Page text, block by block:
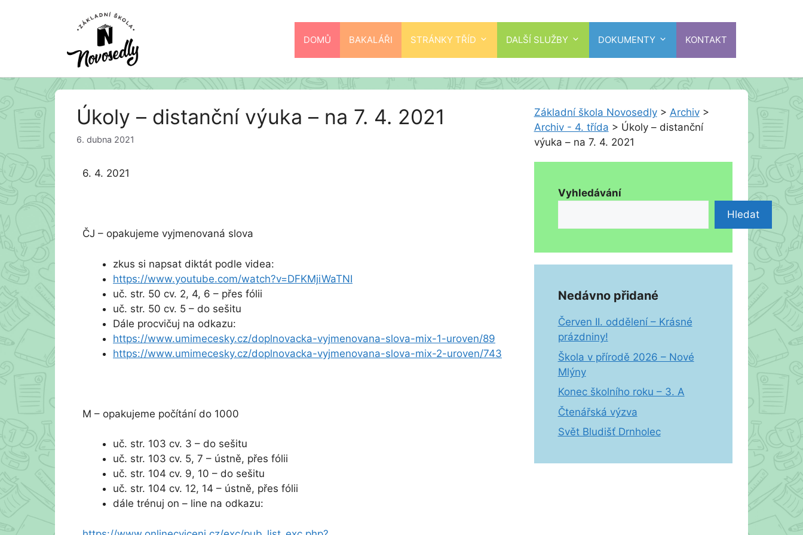
DOMŮ BAKALÁŘI STRÁNKY TŘÍD DALŠÍ SLUŽBY DOKUMENTY KONTAKT
Úkoly – distanční výuka – na 7. 4. 2021
6. dubna 2021
6. 4. 2021
ČJ – opakujeme vyjmenovaná slova
zkus si napsat diktát podle videa:
https://www.youtube.com/watch?v=DFKMjiWaTNI
uč. str. 50 cv. 2, 4, 6 – přes fólii
uč. str. 50 cv. 5 – do sešitu
Dále procvičuj na odkazu:
https://www.umimecesky.cz/doplnovacka-vyjmenovana-slova-mix-1-uroven/89
https://www.umimecesky.cz/doplnovacka-vyjmenovana-slova-mix-2-uroven/743
M – opakujeme počítání do 1000
uč. str. 103 cv. 3 – do sešitu
uč. str. 103 cv. 5, 7 – ústně, přes fólii
uč. str. 104 cv. 9, 10 – do sešitu
uč. str. 104 cv. 12, 14 – ústně, přes fólii
dále trénuj on – line na odkazu:
Základní škola Novosedly> Archiv>
Archiv - 4. třída > Úkoly – distanční
výuka – na 7. 4. 2021
Vyhledávání
Hledat
Nedávno přidané
Červen II. oddělení – Krásné
prázdniny!
Škola v přírodě 2026 – Nové
Mlýny
Konec školního roku – 3. A
Čtenářská výzva
Svět Bludišť Drnholec